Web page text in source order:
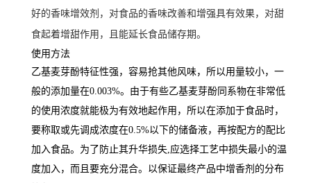
好的香味增效剂，对食品的香味改善和增强具有效果，对甜
食起着增甜作用，且能延长食品储存期。
使用方法
乙基麦芽酚特征性强，容易抢其他风味，所以用量较小，一
般的添加量在0.003%。由于有些乙基麦芽酚同系物在非常低
的使用浓度就能极为有效地起作用，所以在添加于食品时，
要称取或先调成浓度在0.5%以下的储备液，再按配方的配比
加入食品。为了防止其升华损失,应选择工艺中损失最小的温
度加入，而且要充分混合。以保证最终产品中增香剂的分布